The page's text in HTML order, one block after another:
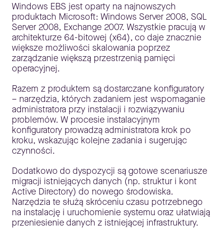
Windows EBS jest oparty na najnowszych
produktach Microsoft: Windows Server 2008, SQL
Server 2008, Exchange 2007. Wszystkie pracują w
architekturze 64-bitowej (x64), co daje znacznie
większe możliwości skalowania poprzez
zarządzanie większą przestrzenią pamięci
operacyjnej.
Razem z produktem są dostarczane konfiguratory
– narzędzia, których zadaniem jest wspomaganie
administratora przy instalacji i rozwiązywaniu
problemów. W procesie instalacyjnym
konfiguratory prowadzą administratora krok po
kroku, wskazując kolejne zadania i sugerując
czynności.
Dodatkowo do dyspozycji są gotowe scenariusze
migracji istniejących danych (np. struktur i kont
Active Directory) do nowego środowiska.
Narzędzia te służą skróceniu czasu potrzebnego
na instalację i uruchomienie systemu oraz ułatwiają
przeniesienie danych z istniejącej infrastruktury.